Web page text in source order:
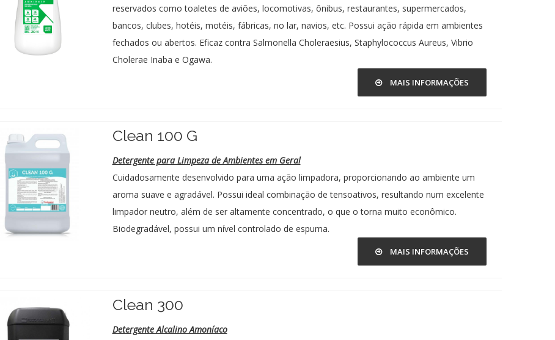
reservados como toaletes de aviões, locomotivas, ônibus, restaurantes, supermercados,
bancos, clubes, hotéis, motéis, fábricas, no lar, navios, etc. Possui ação rápida em ambientes
fechados ou abertos. Eficaz contra Salmonella Choleraesius, Staphylococcus Aureus, Vibrio
Cholerae Inaba e Ogawa.
MAIS INFORMAÇÕES
Clean 100 G
Detergente para Limpeza de Ambientes em Geral
Cuidadosamente desenvolvido para uma ação limpadora, proporcionando ao ambiente um
aroma suave e agradável. Possui ideal combinação de tensoativos, resultando num excelente
limpador neutro, além de ser altamente concentrado, o que o torna muito econômico.
Biodegradável, possui um nível controlado de espuma.
MAIS INFORMAÇÕES
Clean 300
Detergente Alcalino Amoníaco